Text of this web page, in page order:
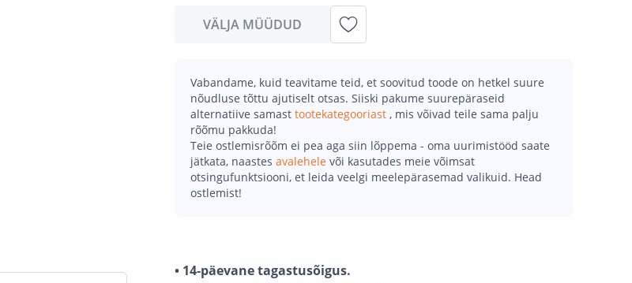
VÄLJA MÜÜDUD
Vabandame, kuid teavitame teid, et soovitud toode on hetkel suure
nõudluse tõttu ajutiselt otsas. Siiski pakume suurepäraseid
alternatiive samast tootekategooriast , mis võivad teile sama palju
rõõmu pakkuda!
Teie ostlemisrõõm ei pea aga siin lõppema - oma uurimistööd saate
jätkata, naastes avalehele või kasutades meie võimsat
otsingufunktsiooni, et leida veelgi meelepärasemad valikuid. Head
ostlemist!
• 14-päevane tagastusõigus.